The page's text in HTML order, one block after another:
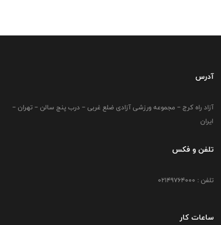
آدرس
آزاد راه کرج – مجموعه ورزشی آزادی ضلع غربی – درب پنج سالن – تهران –
ایران
تلفن و فکس
تلفن : 02149764000
ساعات کار